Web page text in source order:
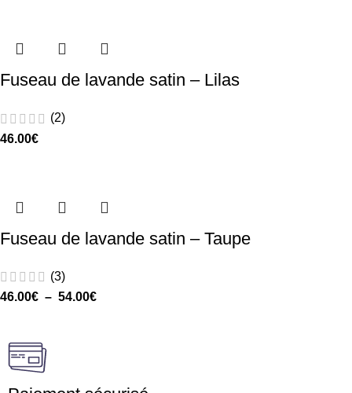
Fuseau de lavande satin – Lilas
(2)
46.00€
Fuseau de lavande satin – Taupe
(3)
46.00€ – 54.00€